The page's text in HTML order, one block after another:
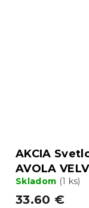
AKCIA
AVOLA
Skladom (1 ks)
33.60 €